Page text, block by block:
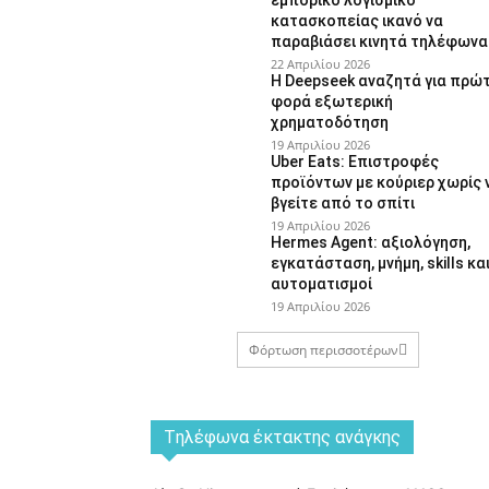
κατασκοπείας ικανό να
παραβιάσει κινητά τηλέφωνα
22 Απριλίου 2026
Η Deepseek αναζητά για
φορά εξωτερική
χρηματοδότηση
19 Απριλίου 2026
Uber Eats: Επιστροφές
προϊόντων με κούριερ χωρίς
βγείτε από το σπίτι
19 Απριλίου 2026
Hermes Agent: αξιολόγηση,
εγκατάσταση, μνήμη, skills και
αυτοματισμοί
19 Απριλίου 2026
Φόρτωση περισσοτέρων
Tηλέφωνα έκτακτης ανάγκης